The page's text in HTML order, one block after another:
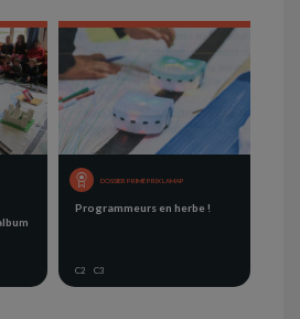
DOSSIER PRIMÉ PRIX LAMAP
Programmeurs en herbe !
C2 C3